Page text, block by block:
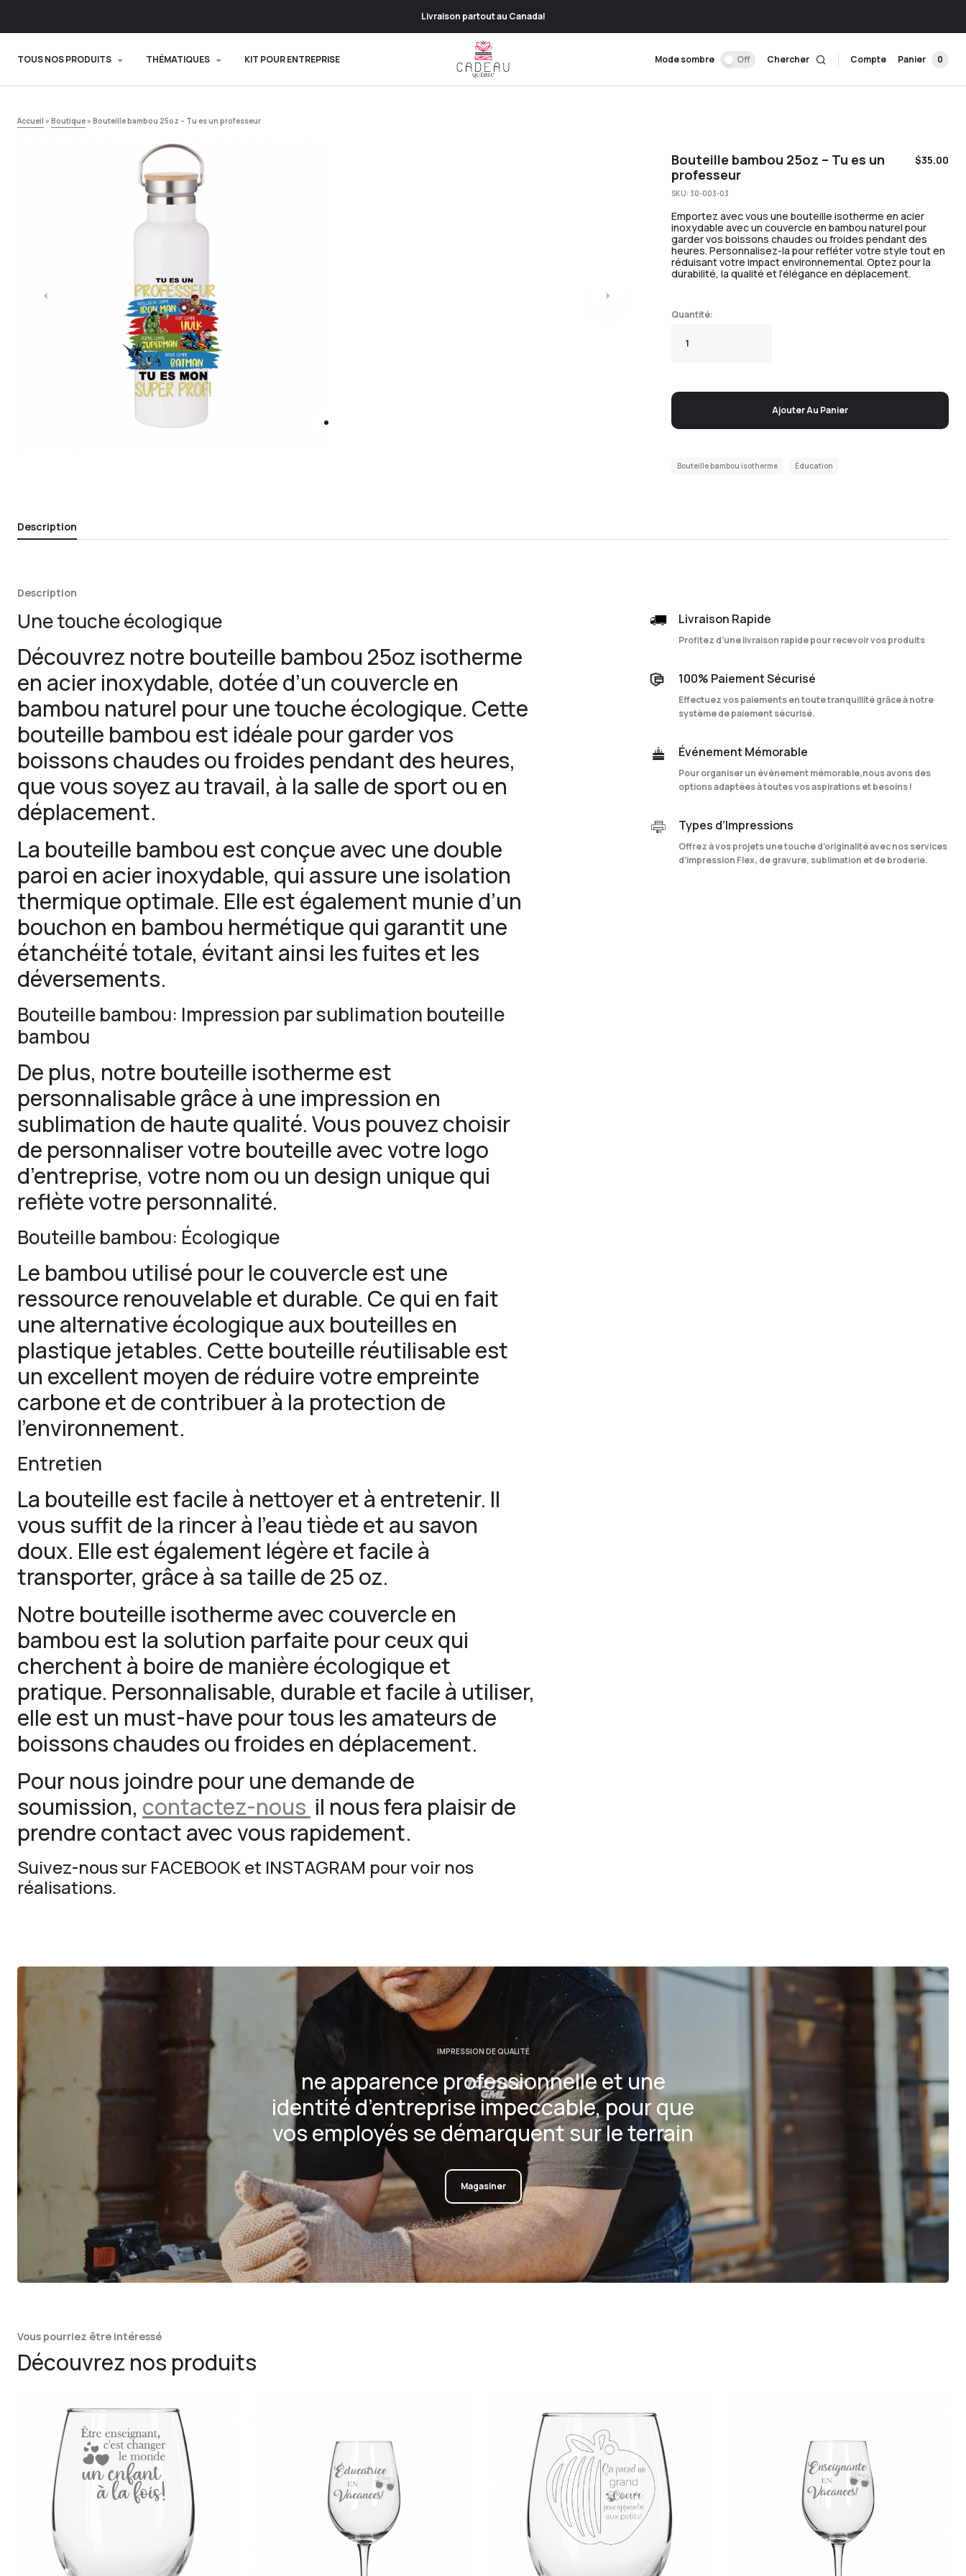
Livraison partout au Canada!
TOUS NOS PRODUITS THÉMATIQUES KIT POUR ENTREPRISE Mode sombre Off Chercher Compte Panier 0
Accueil » Boutique » Bouteille bambou 25oz – Tu es un professeur
Bouteille bambou 25oz – Tu es un
professeur
$35.00
SKU: 30-003-03
Emportez avec vous une bouteille isotherme en acier
inoxydable avec un couvercle en bambou naturel pour
garder vos boissons chaudes ou froides pendant des
heures. Personnalisez-la pour refléter votre style tout en
réduisant votre impact environnemental. Optez pour la
durabilité, la qualité et l’élégance en déplacement.
Ajouter Au Panier
Bouteille bambou isotherme Éducation
Description
Description
Une touche écologique
Découvrez notre bouteille bambou 25oz isotherme
en acier inoxydable, dotée d’un couvercle en
bambou naturel pour une touche écologique. Cette
bouteille bambou est idéale pour garder vos
boissons chaudes ou froides pendant des heures,
que vous soyez au travail, à la salle de sport ou en
déplacement.
La bouteille bambou est conçue avec une double
paroi en acier inoxydable, qui assure une isolation
thermique optimale. Elle est également munie d’un
bouchon en bambou hermétique qui garantit une
étanchéité totale, évitant ainsi les fuites et les
déversements.
Bouteille bambou: Impression par sublimation bouteille
bambou
De plus, notre bouteille isotherme est
personnalisable grâce à une impression en
sublimation de haute qualité. Vous pouvez choisir
de personnaliser votre bouteille avec votre logo
d’entreprise, votre nom ou un design unique qui
reflète votre personnalité.
Bouteille bambou: Écologique
Le bambou utilisé pour le couvercle est une
ressource renouvelable et durable. Ce qui en fait
une alternative écologique aux bouteilles en
plastique jetables. Cette bouteille réutilisable est
un excellent moyen de réduire votre empreinte
carbone et de contribuer à la protection de
l’environnement.
Entretien
La bouteille est facile à nettoyer et à entretenir. Il
vous suffit de la rincer à l’eau tiède et au savon
doux. Elle est également légère et facile à
transporter, grâce à sa taille de 25 oz.
Notre bouteille isotherme avec couvercle en
bambou est la solution parfaite pour ceux qui
cherchent à boire de manière écologique et
pratique. Personnalisable, durable et facile à utiliser,
elle est un must-have pour tous les amateurs de
boissons chaudes ou froides en déplacement.
Pour nous joindre pour une demande de
soumission, contactez-nous il nous fera plaisir de
prendre contact avec vous rapidement.
Suivez-nous sur FACEBOOKet INSTAGRAM pour voir nos
réalisations.
Livraison Rapide
Profitez d’une livraison rapide pour recevoir vos produits
100% Paiement Sécurisé
Effectuez vos paiements en toute tranquillité grâce à notre
système de paiement sécurisé.
Événement Mémorable
Pour organiser un événement mémorable,nous avons des
options adaptées à toutes vos aspirations et besoins !
Types d’Impressions
Offrez à vos projets une touche d’originalité avec nos services
d’impression Flex, de gravure, sublimation et de broderie.
IMPRESSION DE QUALITÉ
ne apparence professionnelle et une
identité d’entreprise impeccable, pour que
vos employés se démarquent sur le terrain
Magasiner
Vous pourriez être intéressé
Découvrez nos produits